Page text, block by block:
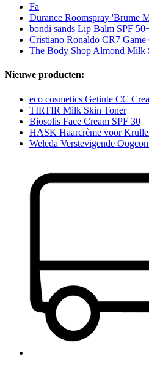
Fa
Durance Roomspray 'Brume
bondi sands Lip Balm SPF
Cristiano Ronaldo CR7 Game
The Body Shop Almond Milk
Nieuwe producten:
eco cosmetics Getinte CC
TIRTIR Milk Skin Toner
Biosolis Face Cream SPF 30
HASK Haarcrème voor
Weleda Verstevigende